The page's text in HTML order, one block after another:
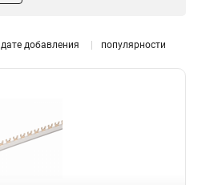
дате добавления популярности